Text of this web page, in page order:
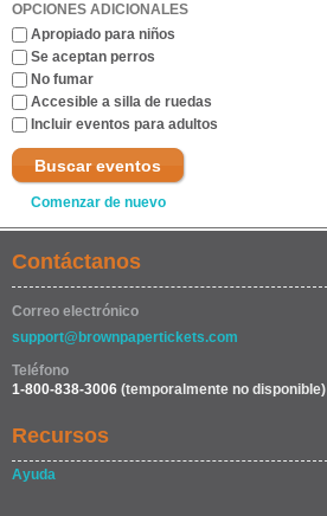
OPCIONES ADICIONALES
Apropiado para niños
Se aceptan perros
No fumar
Accesible a silla de ruedas
Incluir eventos para adultos
Buscar eventos
Comenzar de nuevo
Contáctanos
Correo electrónico
support@brownpapertickets.com
Teléfono
1-800-838-3006 (temporalmente no disponible)
Recursos
Ayuda